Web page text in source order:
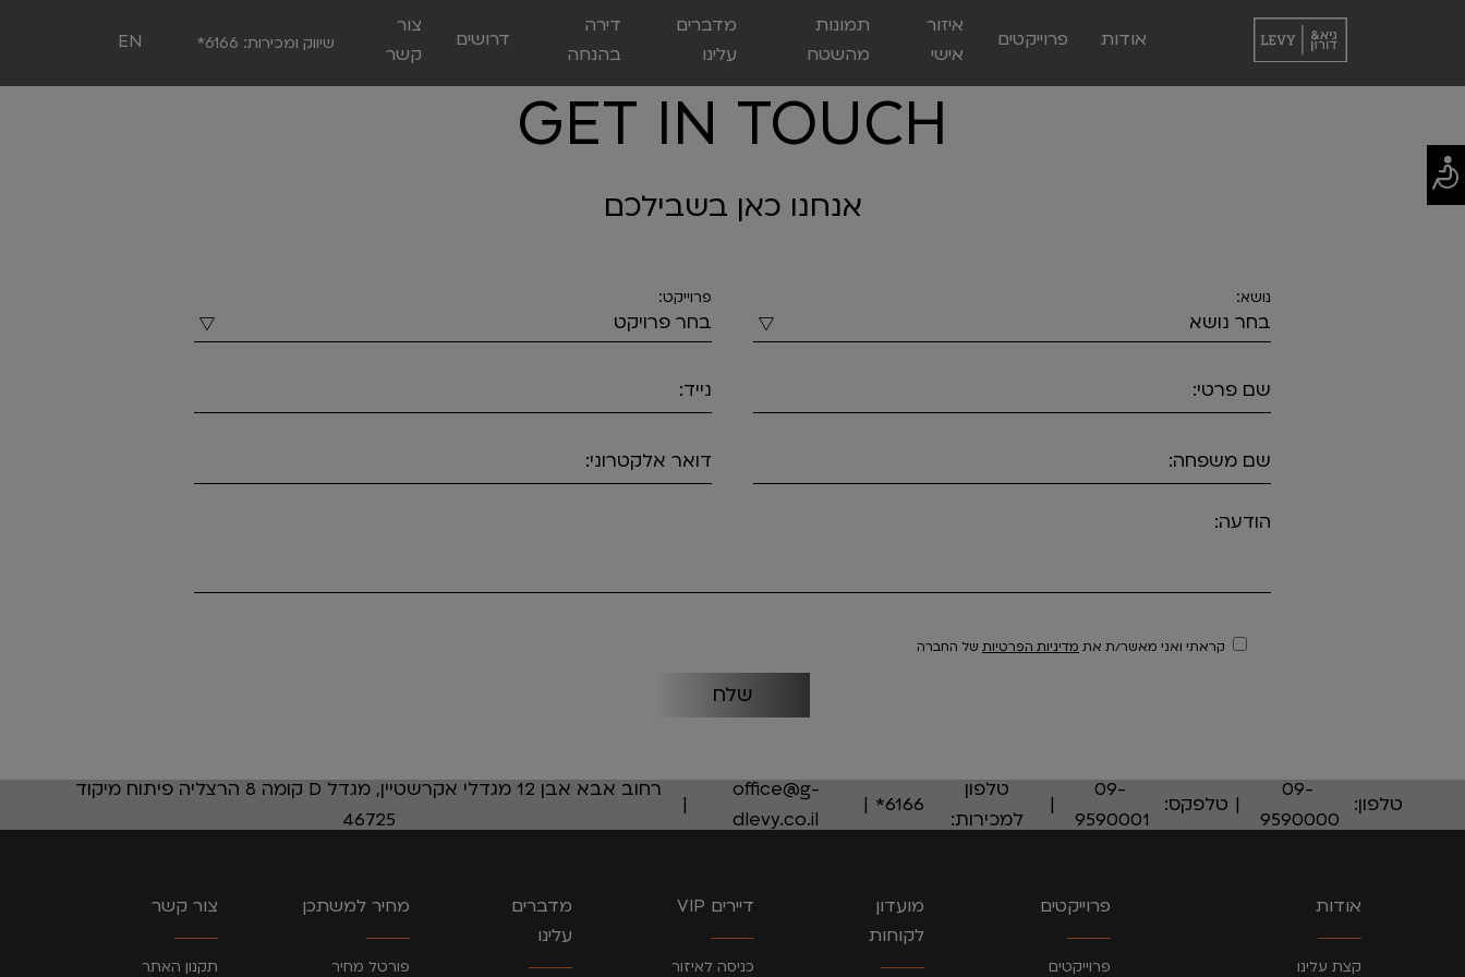
אודות פרוייקטים
איזור
אישי
תמונות
מהשטח
מדברים
עלינו
דירה
בהנחה
דרושים
צור
קשר
שיווק ומכירות: *6166
EN
GET IN TOUCH
אנחנו כאן בשבילכם
נושא:
שם פרטי:
שם משפחה:
פרוייקט:
נייד:
דואר אלקטרוני:
הודעה:
קראתי ואני מאשר/ת את מדיניות הפרטיות של החברה
טלפון:
09-
9590000
טלפקס:
09-
9590001
טלפון
למכירות:
office@g-
dlevy.co.il
רחוב אבא אבן 12 מגדלי אקרשטיין, מגדל D קומה 8 הרצליה פיתוח מיקוד
46725
אודות
קצת עלינו
פרוייקטים
פרוייקטים
מועדון
לקוחות
דיירים VIP
כניסה לאיזור
מדברים
עלינו
מחיר למשתכן
פורטל מחיר
צור קשר
תקנון האתר